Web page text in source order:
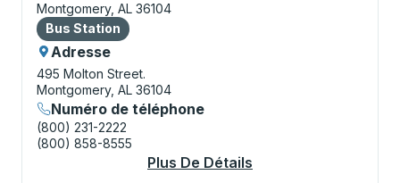
Montgomery, AL 36104
Bus Station
Bus Station
Adresse
495 Molton Street.
Montgomery, AL 36104
Numéro de téléphone
(800) 231-2222
(800) 858-8555
Plus De Détails